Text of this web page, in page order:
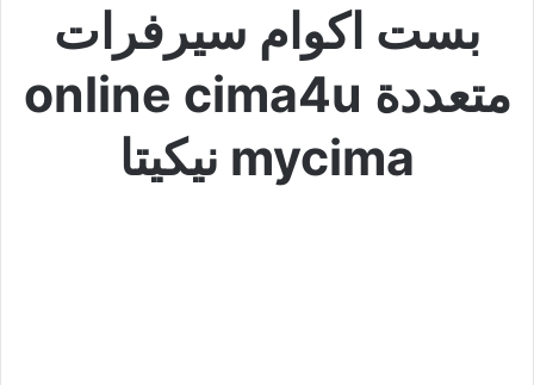
بست اكوام سيرفرات
متعددة online cima4u
mycima نيكيتا